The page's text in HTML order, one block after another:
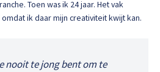
Toen was ik 24 jaar. Het vak
ik daar mijn creativiteit kwijt kan.
nooit te jong bent om te